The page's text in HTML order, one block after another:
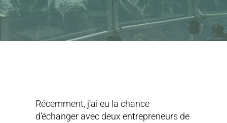
Récemment, j’ai eu la chance
d’échanger avec deux entrepreneurs de